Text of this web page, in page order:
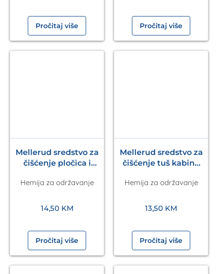
Pročitaj više Pročitaj više
Mellerud sredstvo za
čišćenje pločica i
Hemija za održavanje
14,50 KM
Pročitaj više
Mellerud sredstvo za
čišćenje tuš kabina
Hemija za održavanje
13,50 KM
Pročitaj više